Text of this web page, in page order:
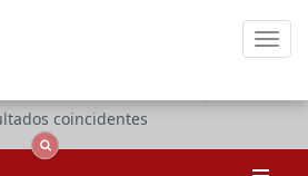
coincidentes